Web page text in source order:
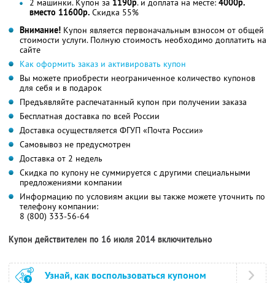
2 машинки. Купон за 1190р. и доплата на месте: 4000р.
вместо 11600р. Скидка 55%
Внимание! Купон является первоначальным взносом от общей
стоимости услуги. Полную стоимость необходимо доплатить на
сайте
Как оформить заказ и активировать купон
Вы можете приобрести неограниченное количество купонов
для себя и в подарок
Предъявляйте распечатанный купон при получении заказа
Бесплатная доставка по всей России
Доставка осуществляется ФГУП «Почта России»
Самовывоз не предусмотрен
Доставка от 2 недель
Скидка по купону не суммируется с другими специальными
предложениями компании
Информацию по условиям акции вы также можете уточнить по
телефону компании:
8 (800) 333-56-64
Купон действителен по 16 июля 2014 включительно
Узнай, как воспользоваться купоном